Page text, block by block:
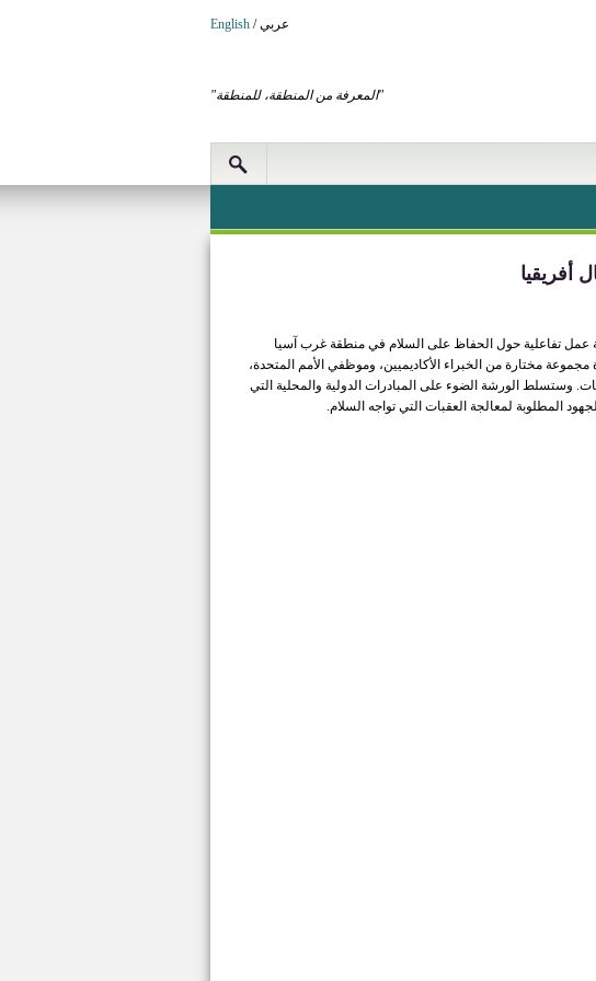
عربي/
English
"المعرفة من المنطقة، للمنطقة"
أفريقيا
عمل تفاعلية حول الحفاظ على السلام في منطقة غرب آسيا
فبراير. ستتم دعوة مجموعة مختارة من الخبراء الأكاديميين، وموظفي الأمم المتحدة،
وستسلط الورشة الضوء على المبادرات الدولية والمحلية التي
المطلوبة لمعالجة العقبات التي تواجه السلام.